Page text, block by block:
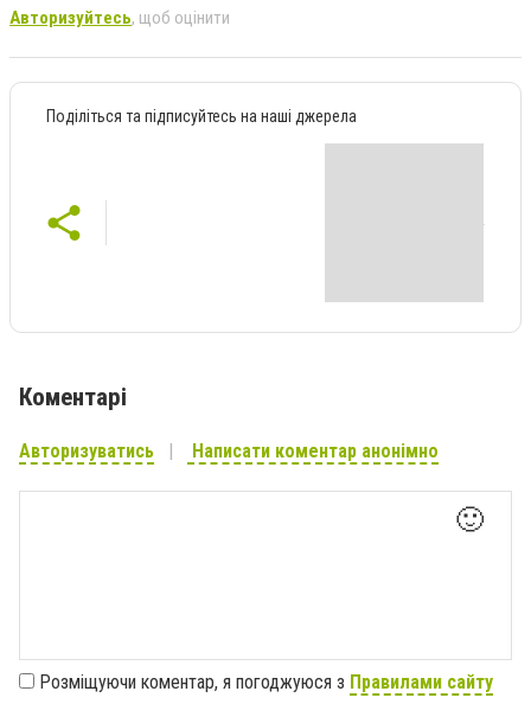
Авторизуйтесь, щоб оцінити
Поділіться та підписуйтесь на наші джерела
Коментарі
Авторизуватись Написати коментар анонімно
🙂
Розміщуючи коментар, я погоджуюся з Правилами сайту